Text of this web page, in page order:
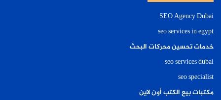
SEO Agency Dubai
seo services in egypt
خدمات تحسين محركات البحث
seo services dubai
seo specialist
مكتبات بيع الكتب أون لاين